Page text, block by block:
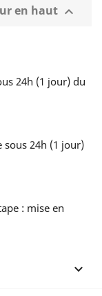
en haut 
24h (1 jour) du
24h (1 jour)
: mise en
